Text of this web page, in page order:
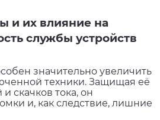
и их влияние на
службы устройств
значительно увеличить
техники. Защищая её
скачков тока, он
и, как следствие, лишние